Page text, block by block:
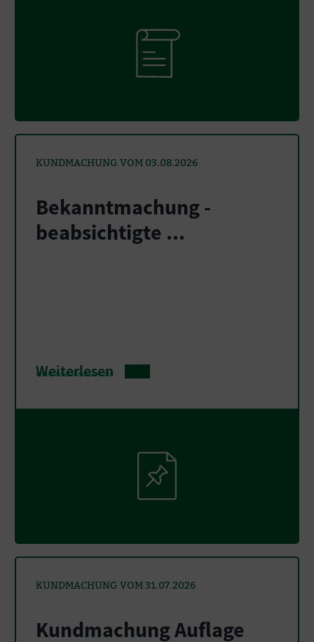
KUNDMACHUNG VOM 03.08.2026
Bekanntmachung -
beabsichtigte ...
Weiterlesen
KUNDMACHUNG VOM 31.07.2026
Kundmachung Auflage